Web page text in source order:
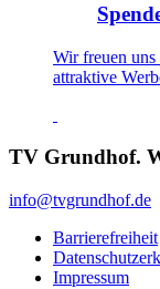
Wir freuen uns
attraktive
TV Grundhof.
info@tvgrundhof.de
Barrierefreiheit
Impressum